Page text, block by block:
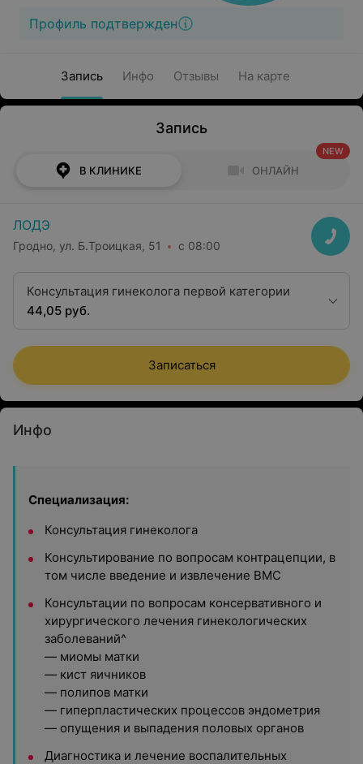
Профиль подтвержден
Запись Инфо Отзывы На карте
Запись
В КЛИНИКЕ ОНЛАЙН
NEW
ЛОДЭ
Гродно, ул. Б.Троицкая, 51 с 08:00
Консультация гинеколога первой категории
44,05 руб.
Записаться
Инфо
Специализация:
Консультация гинеколога
Консультирование по вопросам контрацепции, в
том числе введение и извлечение ВМС
Консультации по вопросам консервативного и
хирургического лечения гинекологических
заболеваний^
— миомы матки
— кист яичников
— полипов матки
— гиперпластических процессов эндометрия
— опущения и выпадения половых органов
Диагностика и лечение воспалительных